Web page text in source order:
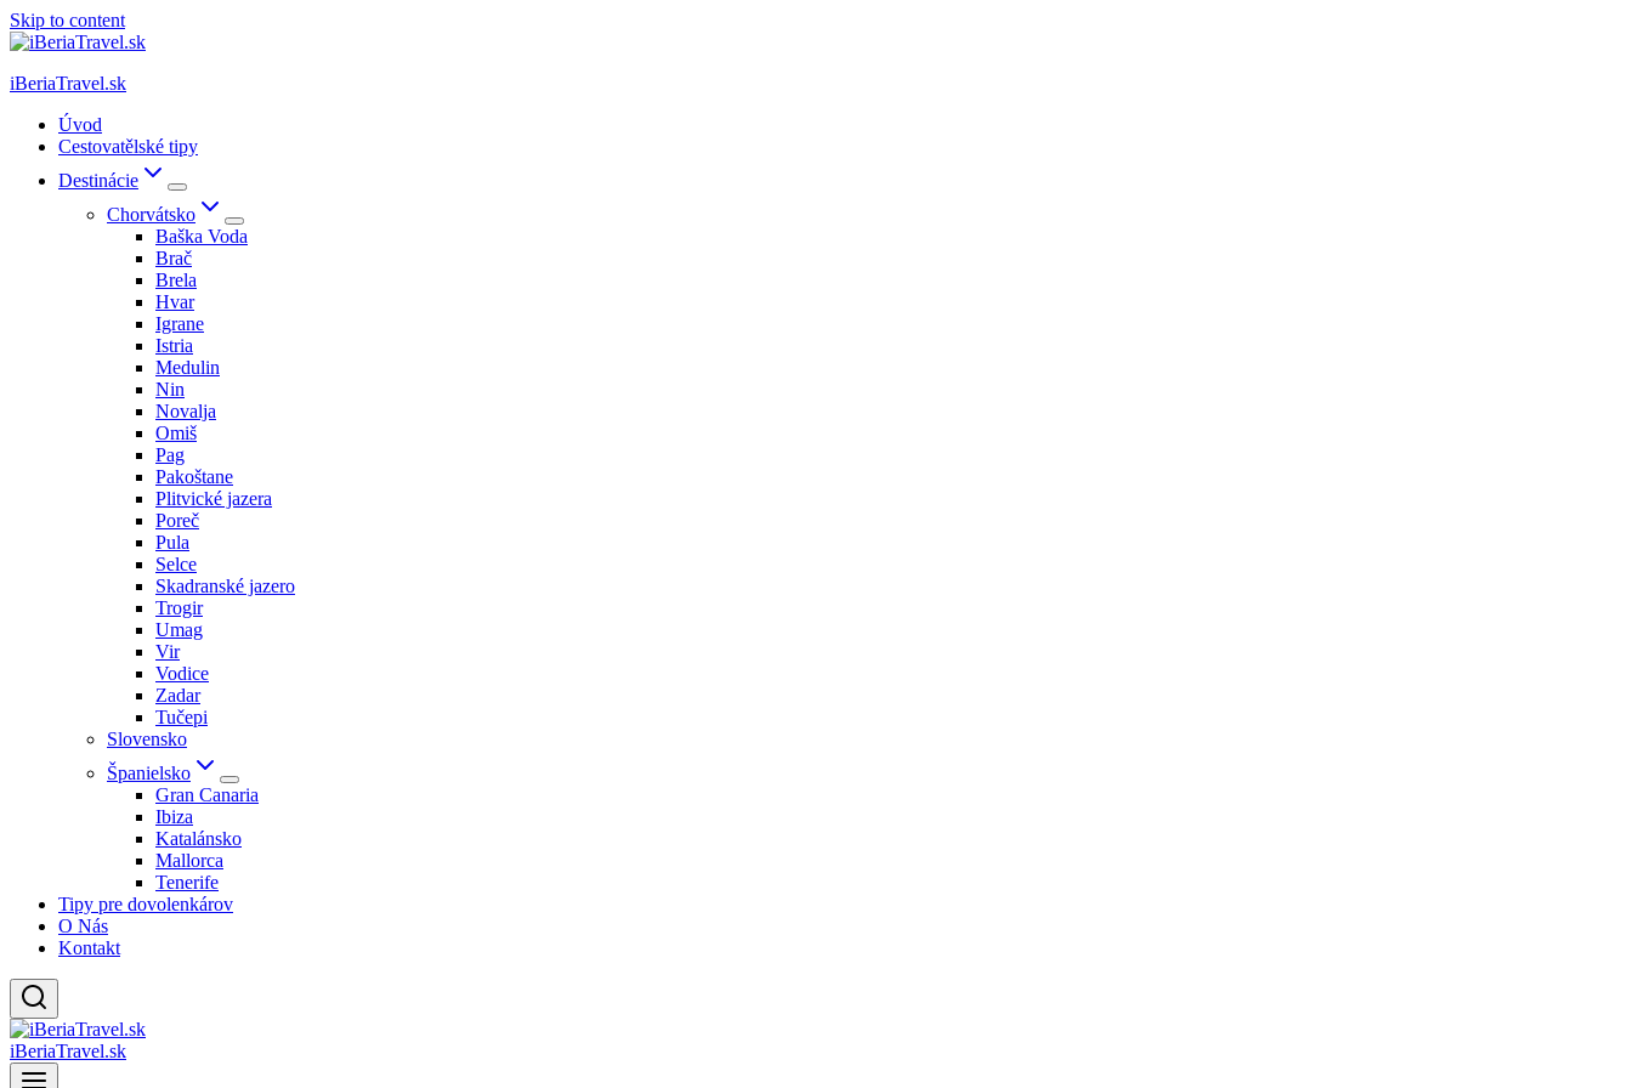
Skip to content
iBeriaTravel.sk
Úvod
Cestovatělské tipy
Destinácie
Chorvátsko
Baška Voda
Brač
Brela
Hvar
Igrane
Istria
Medulin
Nin
Novalja
Omiš
Pag
Pakoštane
Plitvické jazera
Poreč
Pula
Selce
Skadranské jazero
Trogir
Umag
Vir
Vodice
Zadar
Tučepi
Slovensko
Španielsko
Gran Canaria
Ibiza
Katalánsko
Mallorca
Tenerife
Tipy pre dovolenkárov
O Nás
Kontakt
iBeriaTravel.sk